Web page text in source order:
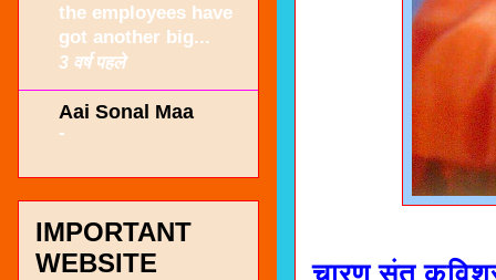
चारण संत
the employees have
got another big...
3 वर्ष पहले
Aai Sonal Maa
-
IMPORTANT
WEBSITE